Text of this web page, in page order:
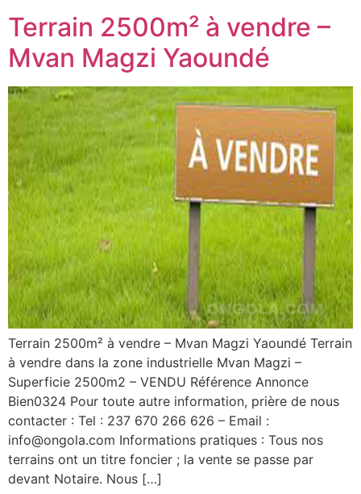
Terrain 2500m² à vendre –
Mvan Magzi Yaoundé
Terrain 2500m² à vendre – Mvan Magzi Yaoundé Terrain
à vendre dans la zone industrielle Mvan Magzi –
Superficie 2500m2 – VENDU Référence Annonce
Bien0324 Pour toute autre information, prière de nous
contacter : Tel : 237 670 266 626 – Email :
info@ongola.com Informations pratiques : Tous nos
terrains ont un titre foncier ; la vente se passe par
devant Notaire. Nous […]